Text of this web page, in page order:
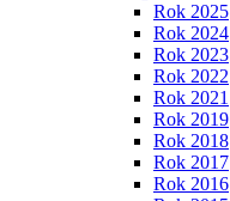
Rok 2025
Rok 2024
Rok 2023
Rok 2022
Rok 2021
Rok 2019
Rok 2018
Rok 2017
Rok 2016